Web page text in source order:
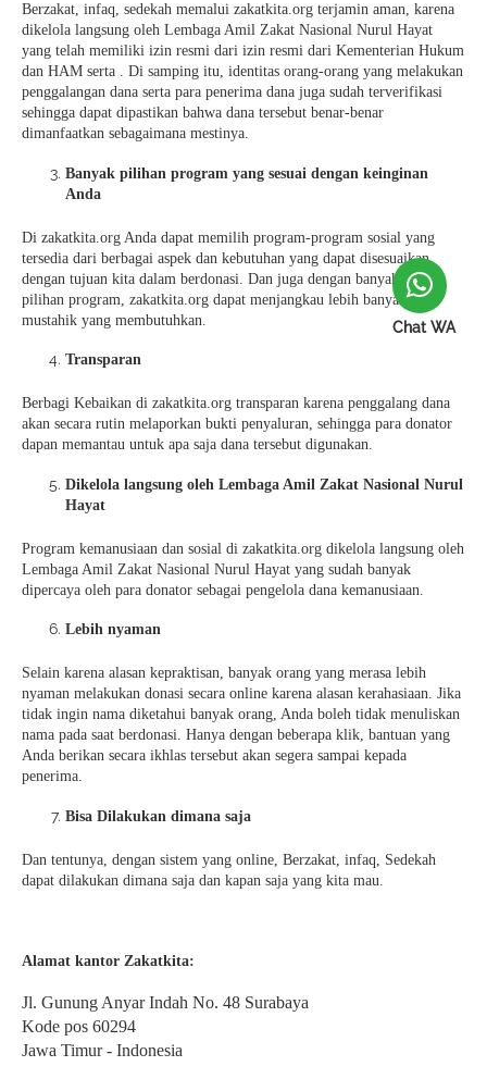
Berzakat, infaq, sedekah memalui zakatkita.org terjamin aman, karena
dikelola langsung oleh Lembaga Amil Zakat Nasional Nurul Hayat
yang telah memiliki izin resmi dari izin resmi dari Kementerian Hukum
dan HAM serta . Di samping itu, identitas orang-orang yang melakukan
penggalangan dana serta para penerima dana juga sudah terverifikasi
sehingga dapat dipastikan bahwa dana tersebut benar-benar
dimanfaatkan sebagaimana mestinya.
Banyak pilihan program yang sesuai dengan keinginan
Anda
Di zakatkita.org Anda dapat memilih program-program sosial yang
tersedia dari berbagai aspek dan kebutuhan yang dapat disesuaikan
dengan tujuan kita dalam berdonasi. Dan juga dengan banyaknya
pilihan program, zakatkita.org dapat menjangkau lebih banyak
mustahik yang membutuhkan.
Transparan
Berbagi Kebaikan di zakatkita.org transparan karena penggalang dana
akan secara rutin melaporkan bukti penyaluran, sehingga para donator
dapan memantau untuk apa saja dana tersebut digunakan.
Dikelola langsung oleh Lembaga Amil Zakat Nasional Nurul
Hayat
Program kemanusiaan dan sosial di zakatkita.org dikelola langsung oleh
Lembaga Amil Zakat Nasional Nurul Hayat yang sudah banyak
dipercaya oleh para donator sebagai pengelola dana kemanusiaan.
Lebih nyaman
Selain karena alasan kepraktisan, banyak orang yang merasa lebih
nyaman melakukan donasi secara online karena alasan kerahasiaan. Jika
tidak ingin nama diketahui banyak orang, Anda boleh tidak menuliskan
nama pada saat berdonasi. Hanya dengan beberapa klik, bantuan yang
Anda berikan secara ikhlas tersebut akan segera sampai kepada
penerima.
Bisa Dilakukan dimana saja
Dan tentunya, dengan sistem yang online, Berzakat, infaq, Sedekah
dapat dilakukan dimana saja dan kapan saja yang kita mau.
Alamat kantor Zakatkita:
Jl. Gunung Anyar Indah No. 48 Surabaya
Kode pos 60294
Jawa Timur - Indonesia
Chat WA